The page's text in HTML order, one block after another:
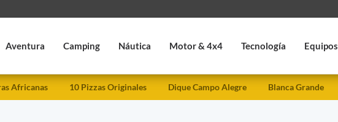
Aventura Camping Náutica Motor & 4x4 Tecnología Equipos
Africanas 10 Pizzas Originales Dique Campo Alegre Blanca Grande